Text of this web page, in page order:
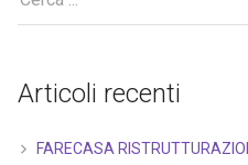
Articoli recenti
FARECASA